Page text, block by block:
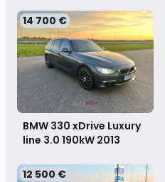
14 700 €
BMW 330 xDrive Luxury
line 3.0 190kW 2013
12 500 €